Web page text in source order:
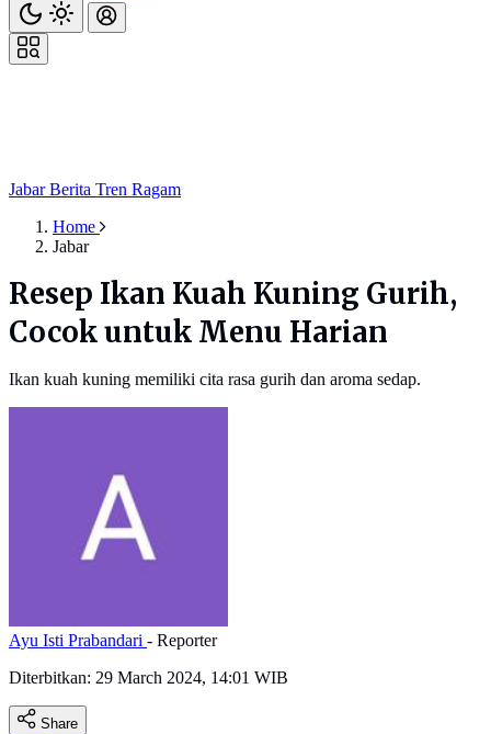
JabarBerita Tren Ragam
Home
Jabar
Resep Ikan Kuah Kuning Gurih,
Cocok untuk Menu Harian
Ikan kuah kuning memiliki cita rasa gurih dan aroma sedap.
Ayu Isti Prabandari - Reporter
Diterbitkan: 29 March 2024, 14:01 WIB
Share